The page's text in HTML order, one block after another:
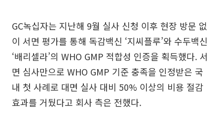
GC녹십자는 지난해 9월 실사 신청 이후 현장 방문 없
이 서면 평가를 통해 독감백신 ‘지씨플루’와 수두백신
‘배리셀라’의 WHO GMP 적합성 인증을 획득했다. 서
면 심사만으로 WHO GMP 기준 충족을 인정받은 국
내 첫 사례로 대면 실사 대비 50% 이상의 비용 절감
효과를 거뒀다고 회사 측은 전했다.